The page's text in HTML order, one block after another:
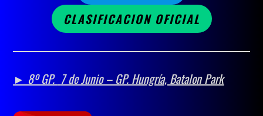
CLASIFICACION OFICIAL
► 8º GP. 7 de Junio – GP. Hungría, Batalon Park